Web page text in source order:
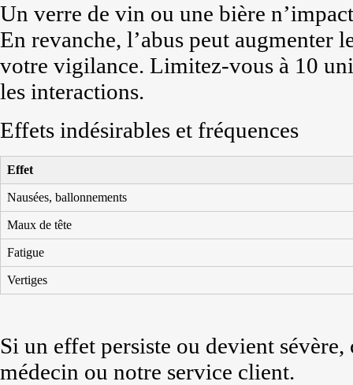
Un verre de vin ou une bière
En revanche, l’abus peut augmenter
votre vigilance. Limitez-vous à 10
les interactions.
Effets indésirables et fréquences
Effet
Nausées, ballonnements
Maux de tête
Fatigue
Vertiges
Si un effet persiste ou devient
médecin ou notre service client.